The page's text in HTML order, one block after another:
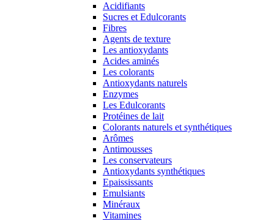
Acidifiants
Sucres et Edulcorants
Fibres
Agents de texture
Les antioxydants
Acides aminés
Les colorants
Antioxydants naturels
Enzymes
Les Edulcorants
Protéines de lait
Colorants naturels et synthétiques
Arômes
Antimousses
Les conservateurs
Antioxydants synthétiques
Epaississants
Emulsiants
Minéraux
Vitamines